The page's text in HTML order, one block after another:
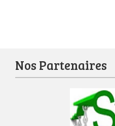
Nos Partenaires